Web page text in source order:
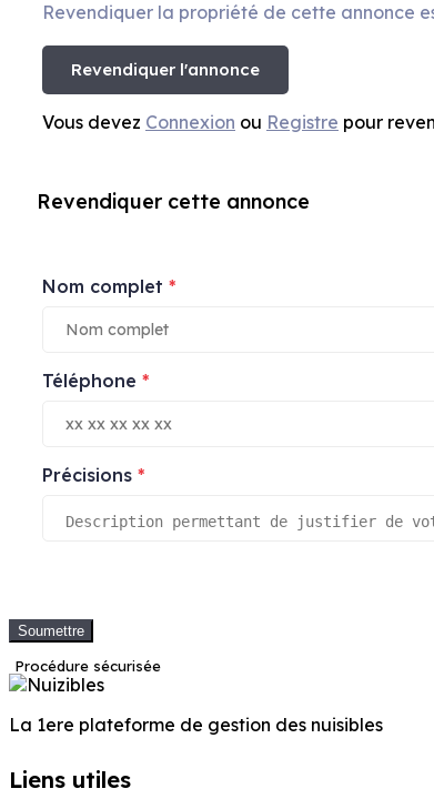
Revendiquer la propriété de cette annonce
Revendiquer l'annonce
Vous devez Connexion ou Registre pour
Revendiquer cette annonce
Nom complet *
Téléphone *
Précisions *
Soumettre
Procédure sécurisée
La 1ere plateforme de gestion des nuisibles
Liens utiles